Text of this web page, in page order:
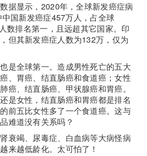
据显示，2020年，全球新发癌症病
国新发癌症457万人，占全球
数排名第一，且远超其它国家。印
但其新发癌症人数为132万，仅为
是全球第一。造成男性死亡的五大
、胃癌、结直肠癌和食道癌；女性
癌、结直肠癌、甲状腺癌和胃癌。
是女性，结直肠癌和胃癌都是排名
前五比女性多了一个食道癌。这与
难道没有关系吗？
衰竭、尿毒症、白血病等大病怪病
来越低龄化。太可怕了！